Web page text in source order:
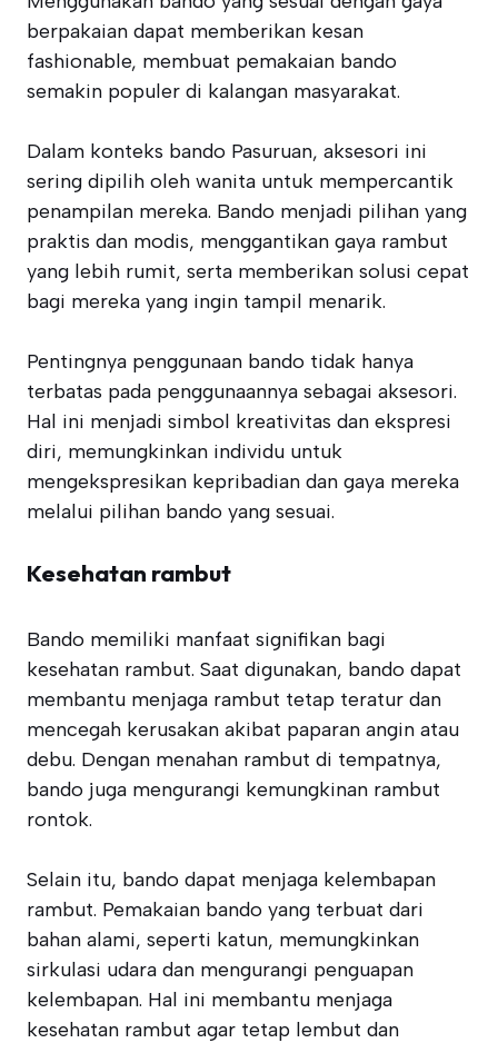
berpakaian dapat memberikan kesan
fashionable, membuat pemakaian bando
semakin populer di kalangan masyarakat.
Dalam konteks bando Pasuruan, aksesori ini
sering dipilih oleh wanita untuk mempercantik
penampilan mereka. Bando menjadi pilihan yang
praktis dan modis, menggantikan gaya rambut
yang lebih rumit, serta memberikan solusi cepat
bagi mereka yang ingin tampil menarik.
Pentingnya penggunaan bando tidak hanya
terbatas pada penggunaannya sebagai aksesori.
Hal ini menjadi simbol kreativitas dan ekspresi
diri, memungkinkan individu untuk
mengekspresikan kepribadian dan gaya mereka
melalui pilihan bando yang sesuai.
Kesehatan rambut
Bando memiliki manfaat signifikan bagi
kesehatan rambut. Saat digunakan, bando dapat
membantu menjaga rambut tetap teratur dan
mencegah kerusakan akibat paparan angin atau
debu. Dengan menahan rambut di tempatnya,
bando juga mengurangi kemungkinan rambut
rontok.
Selain itu, bando dapat menjaga kelembapan
rambut. Pemakaian bando yang terbuat dari
bahan alami, seperti katun, memungkinkan
sirkulasi udara dan mengurangi penguapan
kelembapan. Hal ini membantu menjaga
kesehatan rambut agar tetap lembut dan